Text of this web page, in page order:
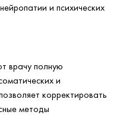
и психических
врачу полную
и
корректировать
методы